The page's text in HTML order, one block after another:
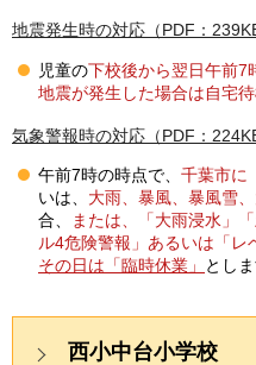
地震発生時の対応（PDF：
児童の下校後から翌日午前7
地震が発生した場合は自宅
気象警報時の対応（PDF：
午前7時の時点で、 千葉市に
いは、 大雨、暴風、暴風雪
合、
または、「大雨浸水」
ル4危険警報」あるいは「レ
その日は「臨時休業」
としま
西小中台小学校